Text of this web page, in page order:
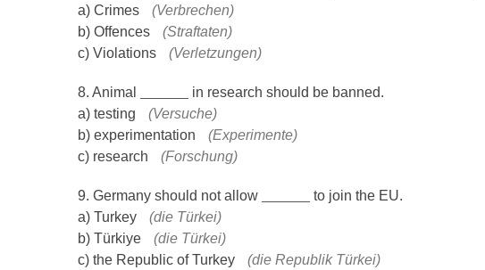
a) Crimes
(Verbrechen)
b) Offences
(Straftaten)
c) Violations
(Verletzungen)
8. Animal
in research should be banned.
a) testing
(Versuche)
b) experimentation
(Experimente)
c) research
(Forschung)
9. Germany should not allow
to join the EU.
a) Turkey
(die Türkei)
b) Türkiye
(die Türkei)
c) the Republic of Turkey
(die Republik Türkei)